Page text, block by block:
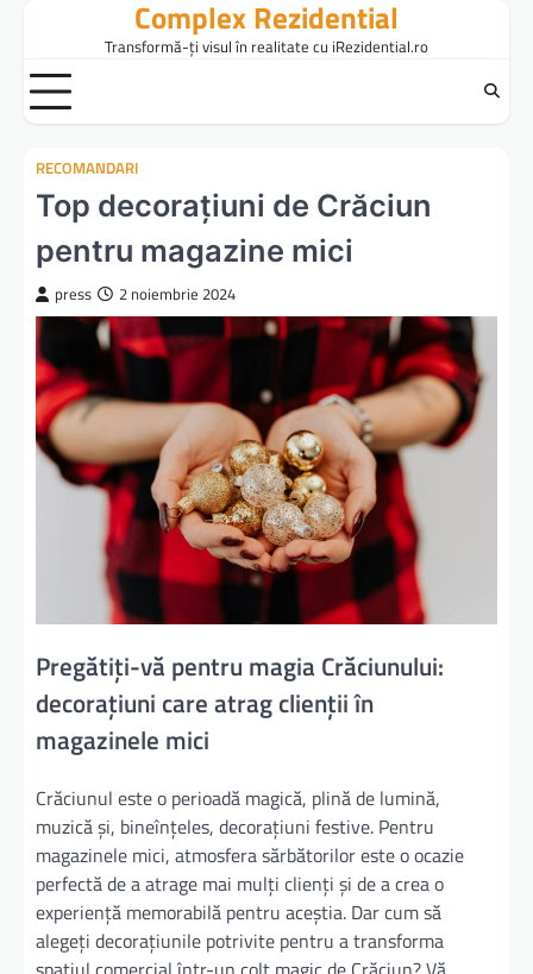
content
Complex Rezidential
Transformă-ți visul în realitate cu iRezidential.ro
RECOMANDARI
Top decorațiuni de Crăciun
pentru magazine mici
press 2 noiembrie 2024
Pregătiți-vă pentru magia Crăciunului:
decorațiuni care atrag clienții în
magazinele mici
Crăciunul este o perioadă magică, plină de lumină,
muzică și, bineînțeles, decorațiuni festive. Pentru
magazinele mici, atmosfera sărbătorilor este o ocazie
perfectă de a atrage mai mulți clienți și de a crea o
experiență memorabilă pentru aceștia. Dar cum să
alegeți decorațiunile potrivite pentru a transforma